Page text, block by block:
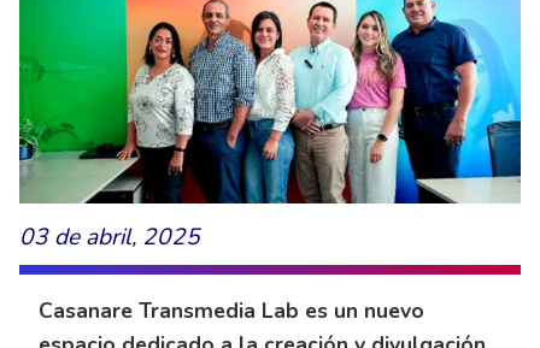
03 de abril, 2025
Casanare Transmedia Lab es un nuevo